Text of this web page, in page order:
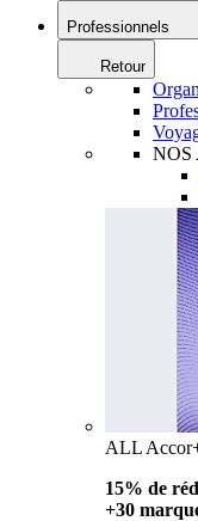
Professionnels
Retour
NOS
ALL
15% de
+30